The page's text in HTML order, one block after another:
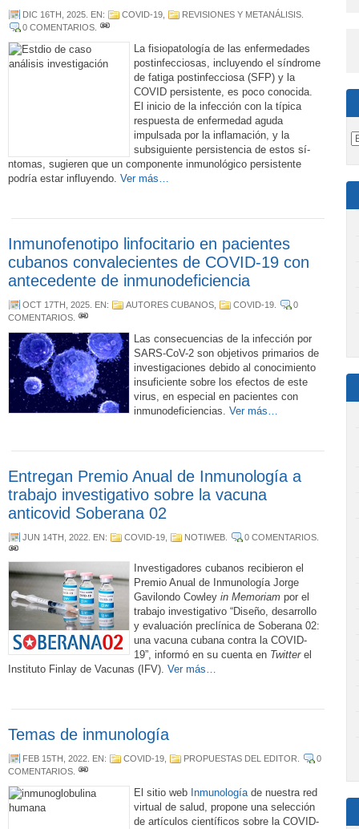
DIC 16TH, 2025 . EN: COVID-19 REVISIONES Y METANÁLISIS
0 COMENTARIOS
La fisiopatologí­a de las enfermedades
postinfecciosas, incluyendo el sí­ndrome
de fatiga postinfecciosa (SFP) y la
COVID persistente, es poco conocida.
El inicio de la infección con la tí­pica
respuesta de enfermedad aguda
impulsada por la inflamación, y la
subsiguiente persistencia de estos sí­
ntomas, sugieren que un componente inmunológico persistente
podrí­a estar influyendo. Ver más…
Inmunofenotipo linfocitario en pacientes
cubanos convalecientes de COVID-19 con
antecedente de inmunodeficiencia
OCT 17TH, 2025 . EN: AUTORES CUBANOS COVID-19
0
COMENTARIOS
Las consecuencias de la infección por
SARS-CoV-2 son objetivos primarios de
investigaciones debido al conocimiento
insuficiente sobre los efectos de este
virus, en especial en pacientes con
inmunodeficiencias. Ver más…
Entregan Premio Anual de Inmunología a
trabajo investigativo sobre la vacuna
anticovid Soberana 02
JUN 14TH, 2022 . EN: COVID-19 NOTIWEB 0 COMENTARIOS
Investigadores cubanos recibieron el
Premio Anual de Inmunología Jorge
Gavilondo Cowley in Memoriam por el
trabajo investigativo “Diseño, desarrollo
y evaluación preclínica de Soberana 02:
una vacuna cubana contra la COVID-
19”, informó en su cuenta en Twitterel
Instituto Finlay de Vacunas (IFV). Ver más…
Temas de inmunología
FEB 15TH, 2022 . EN: COVID-19 PROPUESTAS DEL EDITOR
0
COMENTARIOS
El sitio web Inmunologíade nuestra red
virtual de salud, propone una selección
de artículos científicos sobre la COVID-